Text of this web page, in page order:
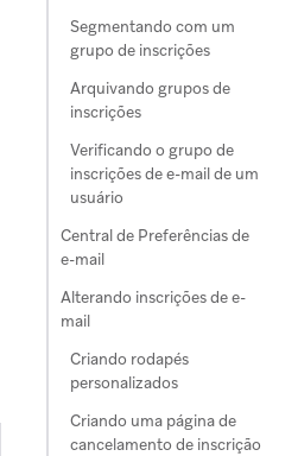
Segmentando com um
grupo de inscrições
Arquivando grupos de
inscrições
Verificando o grupo de
inscrições de e-mail de um
usuário
Central de Preferências de
e-mail
Alterando inscrições de e-
mail
Criando rodapés
personalizados
Criando uma página de
cancelamento de inscrição